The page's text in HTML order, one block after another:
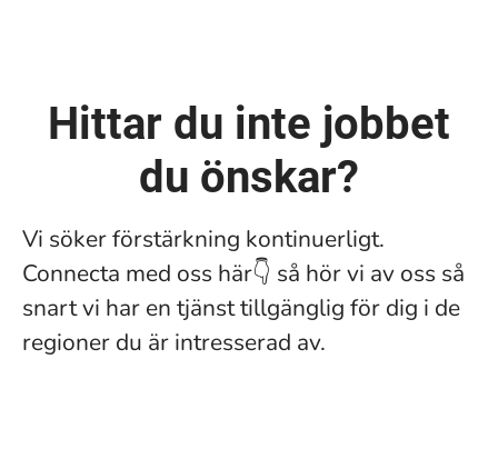
Hittar du inte jobbet
du önskar?
Vi söker förstärkning kontinuerligt.
Connecta med oss här👇 så hör vi av oss så
snart vi har en tjänst tillgänglig för dig i de
regioner du är intresserad av.